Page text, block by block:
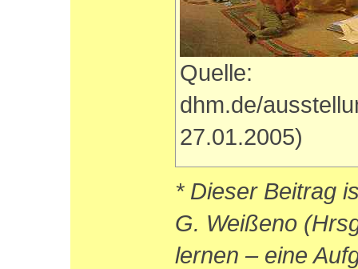
Quelle:
dhm.de/
27.01.2005)
* Dieser Beitrag
G. Weißeno
lernen – eine